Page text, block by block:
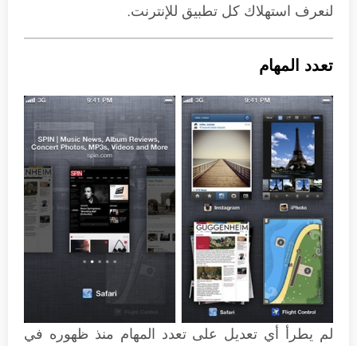
لنعرف استهلاك كل تطبيق للإنترنت.
تعدد المهام
لم يطرأ أي تعديل على تعدد المهام منذ ظهوره في